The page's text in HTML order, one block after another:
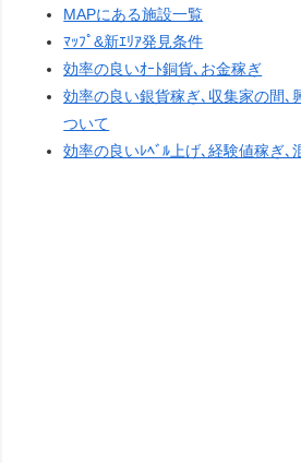
MAPにある施設一覧
ﾏｯﾌﾟ&新ｴﾘｱ発見条件
効率の良いｵｰﾄ銅貨､お金稼ぎ
効率の良い銀貨稼ぎ､収集家の間､
ついて
効率の良いﾚﾍﾞﾙ上げ､経験値稼ぎ､